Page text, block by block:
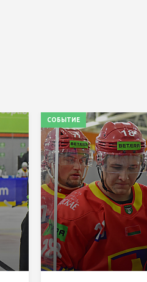
СОБЫТИЕ